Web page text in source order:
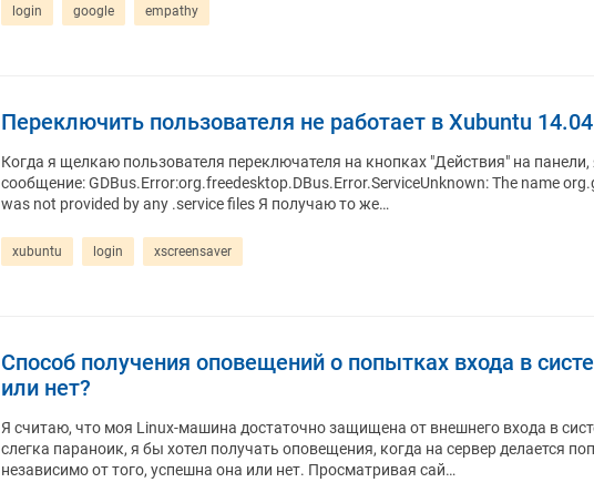
login google empathy
Переключить пользователя не работает в Xubuntu 14.04
Когда я щелкаю пользователя переключателя на кнопках "Действия" на
сообщение: GDBus.Error:org.freedesktop.DBus.Error.ServiceUnknown: The name
was not provided by any .service files Я получаю то же…
xubuntu login xscreensaver
Способ получения оповещений о попытках входа в
или нет?
Я считаю, что моя Linux-машина достаточно защищена от внешнего входа в
слегка параноик, я бы хотел получать оповещения, когда на сервер делается
независимо от того, успешна она или нет. Просматривая сай…